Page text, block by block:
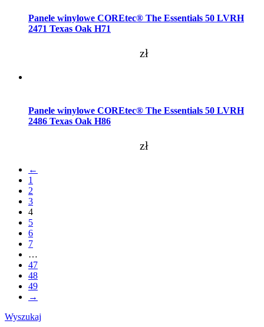
Panele winylowe COREtec® The Essentials 50 LVRH
2471 Texas Oak H71
zł
Panele winylowe COREtec® The Essentials 50 LVRH
2486 Texas Oak H86
zł
←
1
2
3
4
5
6
7
…
47
48
49
→
Wyszukaj